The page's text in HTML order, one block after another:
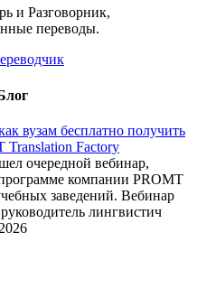
и Разговорник,
переводы.
вузам бесплатно получить
Translation Factory
очередной вебинар,
компании PROMT
заведений. Вебинар
лингвистич